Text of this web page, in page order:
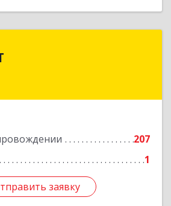
207
1
заявку
Респ, Октябрьский г,
заявку